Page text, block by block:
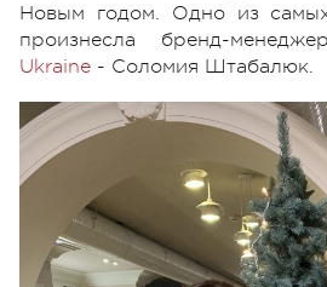
Новым годом. Одно из
произнесла бренд-
Ukraine - Соломия Штабалюк.